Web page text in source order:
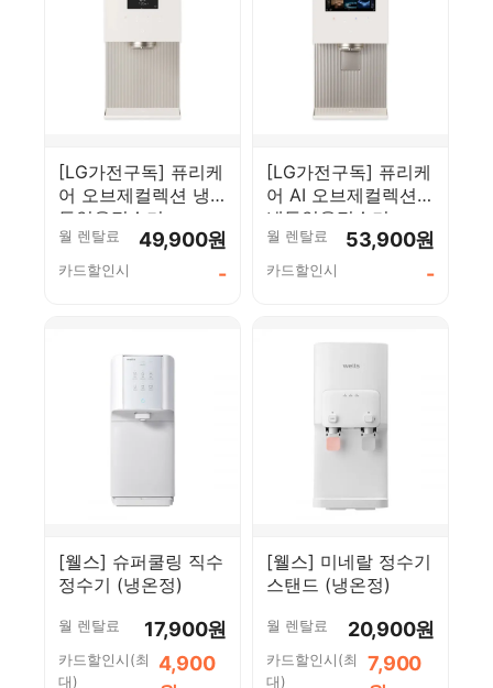
[LG가전구독] 퓨리케
어 오브제컬렉션 냉
동얼음정수기
WD723R
월 렌탈료 49,900원
카드할인시 -
[LG가전구독] 퓨리케
어 AI 오브제컬렉션
냉동얼음정수기
WD724R
월 렌탈료 53,900원
카드할인시 -
[웰스] 슈퍼쿨링 직수
정수기 (냉온정)
월 렌탈료 17,900원
카드할인시(최
대)
4,900
[웰스] 미네랄 정수기
스탠드 (냉온정)
월 렌탈료 20,900원
카드할인시(최
대)
7,900